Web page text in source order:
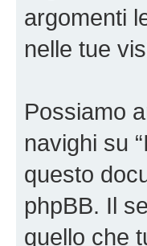
argomenti
nelle tue
Possiamo
navighi su
questo
phpBB. Il
quello che